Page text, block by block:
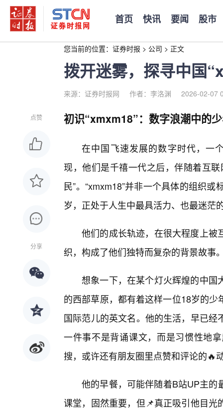
首页 快讯 要闻 股市
您当前的位置： 证券时报 > 公司 > 正文
拨开迷雾，探寻中国
来源：证券时报网 作者：李洛渊 2026-02-07
点赞
分享
初识“xmxm18”：数字浪潮中的
在中国飞速发展的数字时代，一
现，他们是千禧一代之后，伴随着互
民”。“xmxm18”并非一个具体的组织
岁，正处于人生中最具活力、也最迷茫
他们的成长轨迹，在很大程度上被
织，构成了他们独特而复杂的背景故事
想象一下，在某个灯火辉煌的中国
的西部草原，都有着这样一位18岁的
国际范儿的英文名。他的生活，早已
一件事不是背诵课文，而是习惯性地
搜，或许还有朋友圈里点赞和评论的🔥
他的早餐，可能伴随着B站UP主
课堂，固然重要，但📌真正吸引他目